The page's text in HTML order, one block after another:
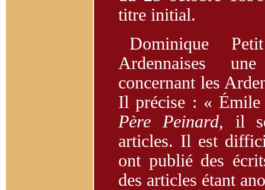
titre initial.
Dominique
Ardennaises
concernant les
Il précise : « Émile
Père Peinard, il
articles. Il est
ont publié des
des articles étant